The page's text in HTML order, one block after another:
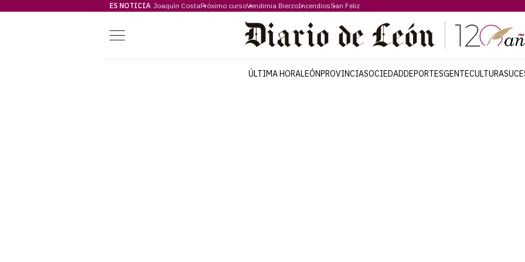
ES NOTICIA Joaquín CostaPróximo cursoVendimia BierzoIncendiosSan Feliz
Menú
ÚLTIMA HORALEÓNPROVINCIASOCIEDADDEPORTESGENTECULTURA